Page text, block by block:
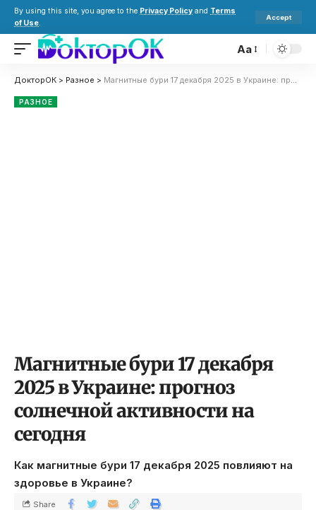
By using this site, you agree to the Privacy Policy and Terms
of Use.
Accept
Aa
ДокторОК > Разное > Магнитные бури 17 декабря 2025 в Украине: прогноз солнечной активности на сегодня
РАЗНОЕ
Магнитные бури 17 декабря
2025 в Украине: прогноз
солнечной активности на
сегодня
Как магнитные бури 17 декабря 2025 повлияют на
здоровье в Украине?
Share